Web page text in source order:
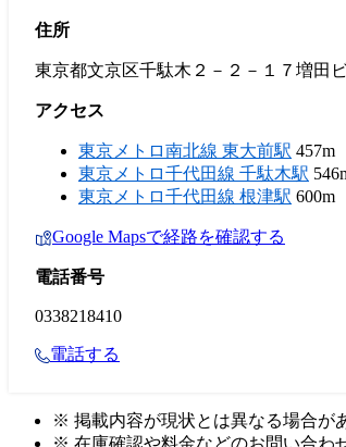
住所
東京都文京区千駄木２－２－１７増田
アクセス
東京メトロ南北線 東大前駅 457m
東京メトロ千代田線 千駄木駅
東京メトロ千代田線 根津駅 600m
Google Mapsで経路を確認する
電話番号
0338218410
電話する
※ 掲載内容が現状とは異なる場合が
※ 在庫確認や料金などのお問い合わ